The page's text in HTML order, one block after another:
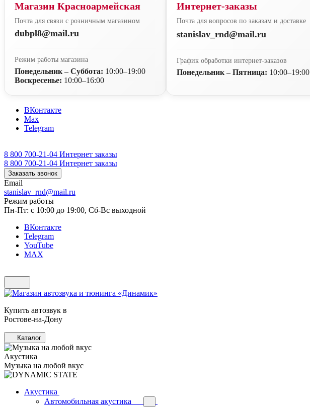
Магазин Красноармейская
Почта для связи с розничным магазином
dubpl8@mail.ru
Режим работы магазина
Понедельник – Суббота: 10:00–19:00
Воскресенье: 10:00–16:00
Интернет-заказы
Почта для вопросов по заказам и доставке
stanislav_rnd@mail.ru
График обработки интернет-заказов
Понедельник – Пятница: 10:00–19:00
ВКонтакте
Max
Telegram
8 800 700-21-04 Интернет заказы
8 800 700-21-04 Интернет заказы
Заказать звонок
Email
stanislav_rnd@mail.ru
Режим работы
Пн-Пт: с 10:00 до 19:00, Сб-Вс выходной
ВКонтакте
Telegram
YouTube
MAX
Купить автозвук в
Ростове-на-Дону
Каталог
Акустика
Музыка на любой вкус
Акустика
Автомобильная акустика